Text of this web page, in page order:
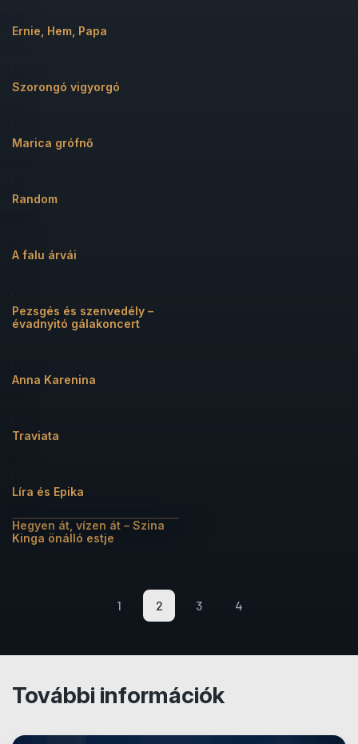
Ernie, Hem, Papa
Szorongó vigyorgó
Marica grófnő
Random
A falu árvái
Pezsgés és szenvedély –
évadnyitó gálakoncert
Anna Karenina
Traviata
Líra és Epika
Hegyen át, vízen át – Szina
Kinga önálló estje
1 2 3 4
További információk